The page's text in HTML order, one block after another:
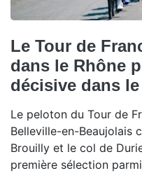
Le Tour de
dans le Rhône
décisive dans
Le peloton du Tour de
Belleville-en-Beaujolais
Brouilly et le col de
première sélection